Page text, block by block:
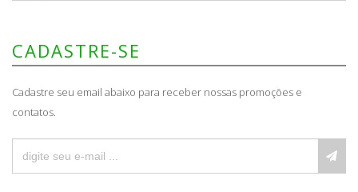
CADASTRE-SE
Cadastre seu email abaixo para receber nossas promoções e
contatos.